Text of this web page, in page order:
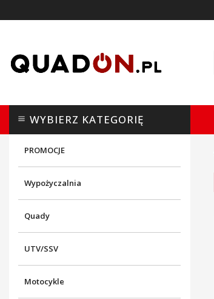
WYBIERZ KATEGORIĘ
PROMOCJE
Wypożyczalnia
Quady
UTV/SSV
Motocykle